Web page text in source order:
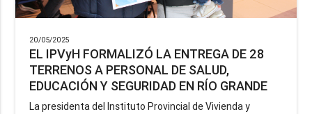
20/05/2025
EL IPVyH FORMALIZÓ LA ENTREGA DE 28
TERRENOS A PERSONAL DE SALUD,
EDUCACIÓN Y SEGURIDAD EN RÍO GRANDE
La presidenta del Instituto Provincial de Vivienda y